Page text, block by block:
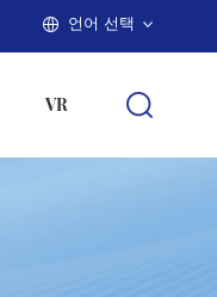
언어 선택
VR